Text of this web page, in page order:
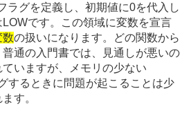
ラグを定義し、初期値に0を代入し
です。この領域に変数を宣言
数の扱いになります。どの関数から
通の入門書では、見通しが悪いの
いますが、メモリの少ない
するときに問題が起こることは少
す。